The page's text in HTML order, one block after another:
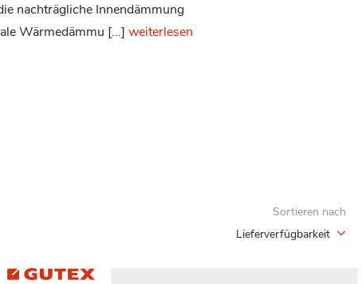
nachträgliche Innendämmung
Wärmedämmu [...] weiterlesen
Sortieren nach
Lieferverfügbarkeit